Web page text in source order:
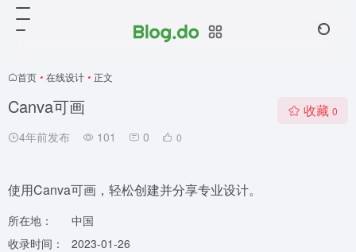
首页 • 在线设计 • 正文
Canva可画
4年前发布 101 0 0
收藏 0
使用Canva可画，轻松创建并分享专业设计。
所在地：
中国
收录时间：
2023-01-26